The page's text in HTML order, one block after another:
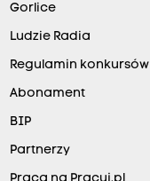
Gorlice
Ludzie Radia
Regulamin konkursów
Abonament
BIP
Partnerzy